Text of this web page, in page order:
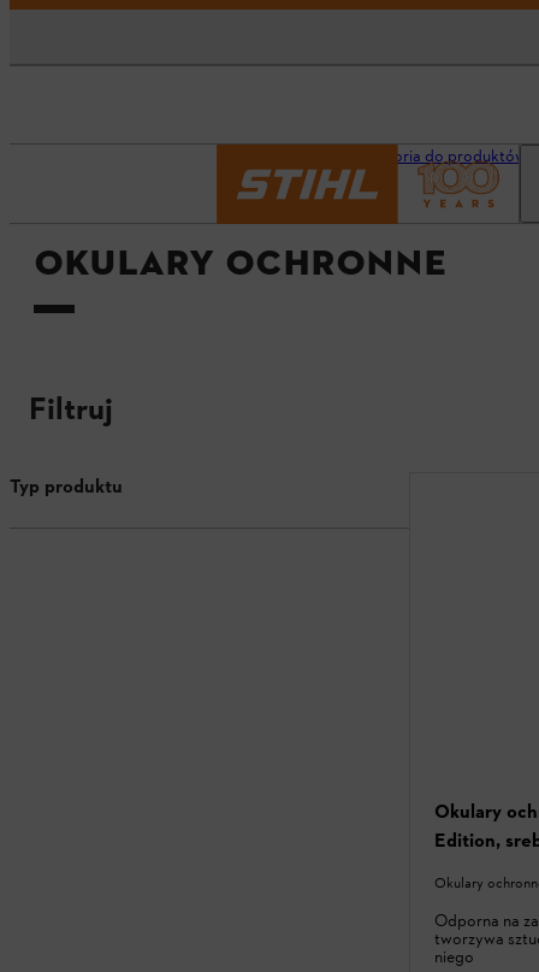
Akcesoria do produktów
OKULARY OCHRONNE
Filtruj
Typ produktu
Okulary
Edition,
Okulary
Odporna na
tworzywa
niego